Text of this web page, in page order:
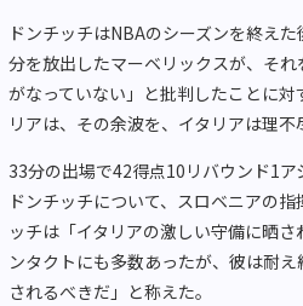
ドンチッチはNBAのシーズンを終え
分を放出したマーベリックスが、そ
がなっていない」と批判したことに対
リアは、その余波を、イタリアは理不
33分の出場で42得点10リバウンド1
ドンチッチについて、スロベニアの
ッチは「イタリアの激しい守備に晒
ンタクトにも多数あったが、彼は耐
されるべきだ」と称えた。